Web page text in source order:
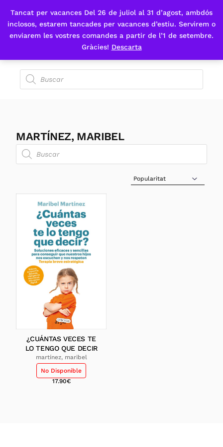
Tancat per vacances Del 26 de juliol al 31 d’agost, ambdós
inclosos, estarem tancades per vacances d’estiu. Servirem o
enviarem les vostres comandes a partir de l’1 de setembre.
Gràcies! Descarta
Fes-te'n sòcia
MARTÍNEZ, MARIBEL
Sort Products
¿CUÁNTAS VECES TE
LO TENGO QUE DECIR
martínez, maribel
No Disponible
17.90€